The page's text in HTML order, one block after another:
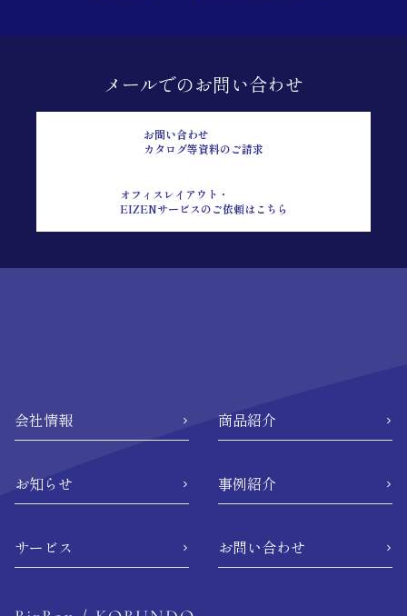
メールでのお問い合わせ
お問い合わせ
カタログ等資料のご請求
オフィスレイアウト・
EIZENサービスのご依頼はこちら
会社情報 商品紹介
お知らせ 事例紹介
サービス お問い合わせ